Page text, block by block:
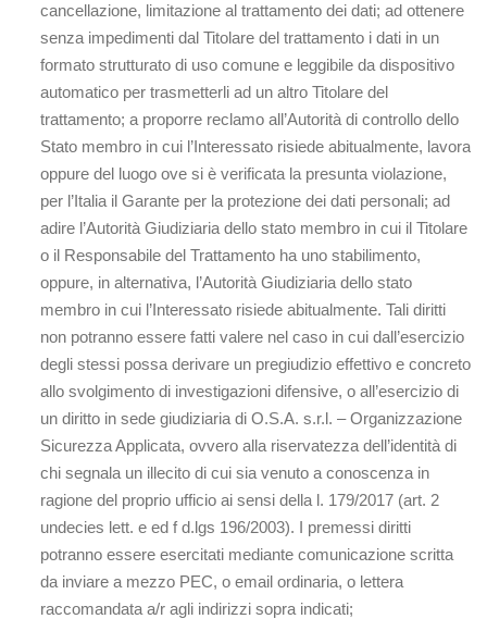
cancellazione, limitazione al trattamento dei dati; ad ottenere
senza impedimenti dal Titolare del trattamento i dati in un
formato strutturato di uso comune e leggibile da dispositivo
automatico per trasmetterli ad un altro Titolare del
trattamento; a proporre reclamo all’Autorità di controllo dello
Stato membro in cui l’Interessato risiede abitualmente, lavora
oppure del luogo ove si è verificata la presunta violazione,
per l’Italia il Garante per la protezione dei dati personali; ad
adire l’Autorità Giudiziaria dello stato membro in cui il Titolare
o il Responsabile del Trattamento ha uno stabilimento,
oppure, in alternativa, l’Autorità Giudiziaria dello stato
membro in cui l’Interessato risiede abitualmente. Tali diritti
non potranno essere fatti valere nel caso in cui dall’esercizio
degli stessi possa derivare un pregiudizio effettivo e concreto
allo svolgimento di investigazioni difensive, o all’esercizio di
un diritto in sede giudiziaria di O.S.A. s.r.l. – Organizzazione
Sicurezza Applicata, ovvero alla riservatezza dell’identità di
chi segnala un illecito di cui sia venuto a conoscenza in
ragione del proprio ufficio ai sensi della l. 179/2017 (art. 2
undecies lett. e ed f d.lgs 196/2003). I premessi diritti
potranno essere esercitati mediante comunicazione scritta
da inviare a mezzo PEC, o email ordinaria, o lettera
raccomandata a/r agli indirizzi sopra indicati;